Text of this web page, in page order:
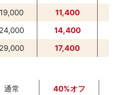
19,000
11,400
24,000
14,400
29,000 17,400
通常
40%オフ